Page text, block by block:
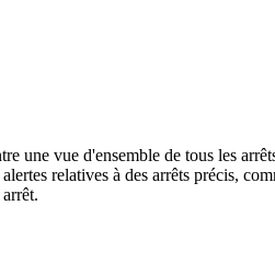
une vue d'ensemble de tous les
relatives à des arrêts précis,